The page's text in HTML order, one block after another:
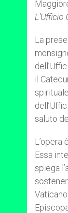
La
il
saluto
Essa
spiega